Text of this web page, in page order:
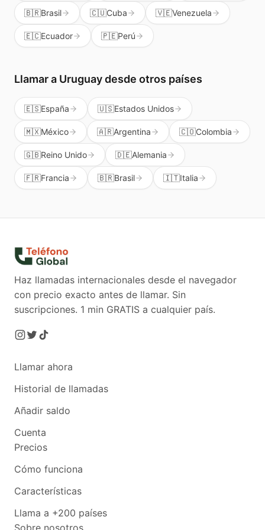
🇧🇷Brasil 🇨🇺Cuba 🇻🇪Venezuela
🇪🇨Ecuador 🇵🇪Perú
Llamar a Uruguaydesde otros países
🇪🇸España 🇺🇸Estados Unidos
🇲🇽México 🇦🇷Argentina 🇨🇴Colombia
🇬🇧Reino Unido 🇩🇪Alemania
🇫🇷Francia 🇧🇷Brasil 🇮🇹Italia
Haz llamadas internacionales desde el navegador
con precio exacto antes de llamar. Sin
suscripciones. 1 min GRATIS a cualquier país.
Llamar ahora
Historial de llamadas
Añadir saldo
Cuenta
Precios
Cómo funciona
Características
Llama a +200 países